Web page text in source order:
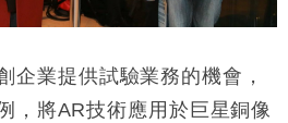
企業提供試驗業務的機會，
，將AR技術應用於巨星銅像